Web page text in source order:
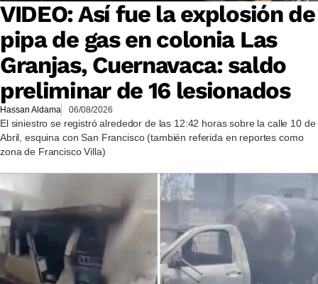
VIDEO: Así fue la explosión de
pipa de gas en colonia Las
Granjas, Cuernavaca: saldo
preliminar de 16 lesionados
Hassan Aldama 06/08/2026
El siniestro se registró alrededor de las 12:42 horas sobre la calle 10 de
Abril, esquina con San Francisco (también referida en reportes como
zona de Francisco Villa)